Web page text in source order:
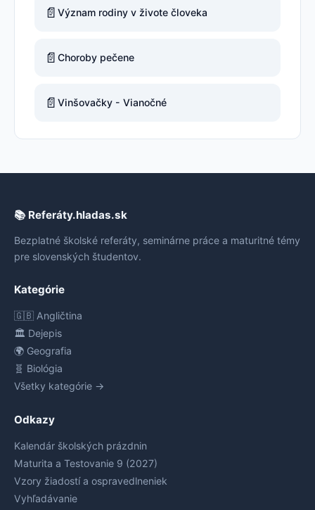
📄 Význam rodiny v živote človeka
📄 Choroby pečene
📄 Vinšovačky - Vianočné
📚 Referáty.hladas.sk
Bezplatné školské referáty, seminárne práce a maturitné témy
pre slovenských študentov.
Kategórie
🇬🇧 Angličtina
🏛️ Dejepis
🌍 Geografia
🧬 Biológia
Všetky kategórie →
Odkazy
Kalendár školských prázdnin
Maturita a Testovanie 9 (2027)
Vzory žiadostí a ospravedlneniek
Vyhľadávanie